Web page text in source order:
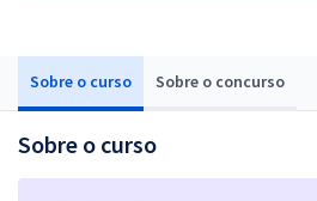
Sobre o curso Sobre o concurso
Sobre o curso